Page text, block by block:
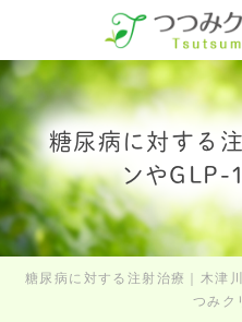
糖尿病に対する
ンやGLP-
糖尿病に対する注射治療｜木津
つみク